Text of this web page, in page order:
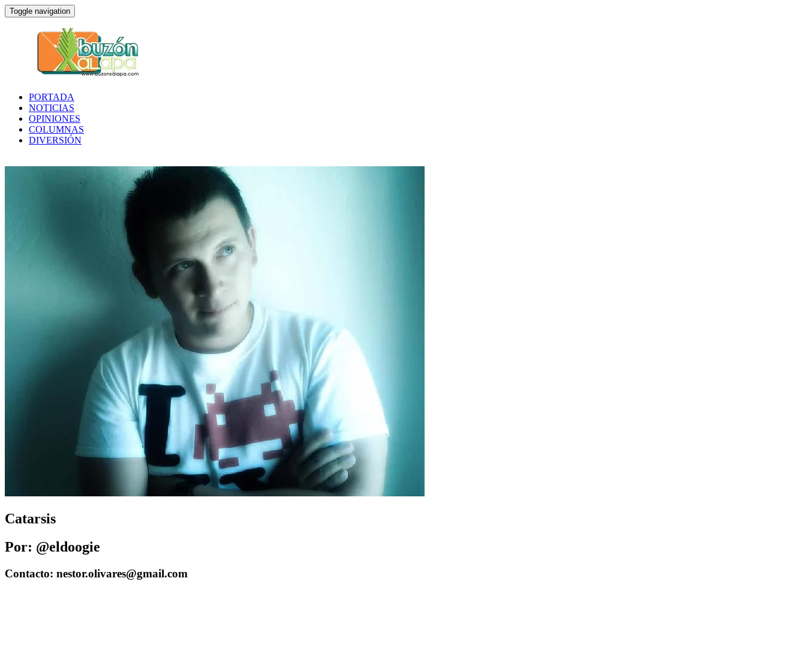
Toggle navigation
PORTADA
NOTICIAS
OPINIONES
COLUMNAS
DIVERSIÓN
Catarsis
Por: @eldoogie
Contacto: nestor.olivares@gmail.com